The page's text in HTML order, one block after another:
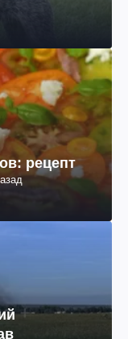
рецепт